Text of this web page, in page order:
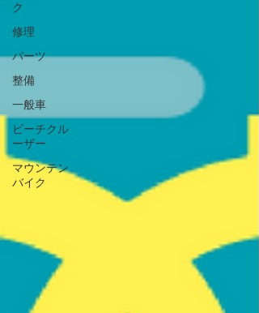
ク
修理
パーツ
整備
一般車
ビーチクル
ーザー
マウンテン
バイク